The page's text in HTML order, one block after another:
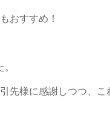
おすすめ！
先様に感謝しつつ、